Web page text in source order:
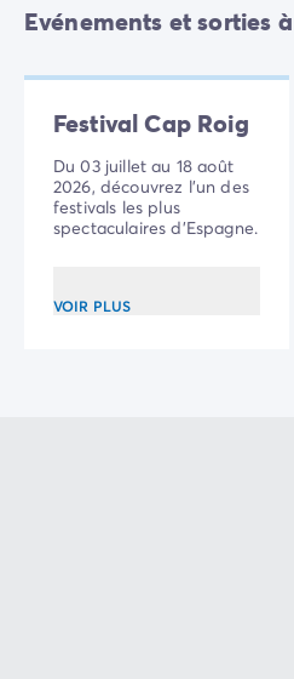
Evénements et sorties
Festival Cap Roig
Du 03 juillet au 18 août
2026, découvrez l'un des
festivals les plus
spectaculaires d'Espagne.
VOIR PLUS